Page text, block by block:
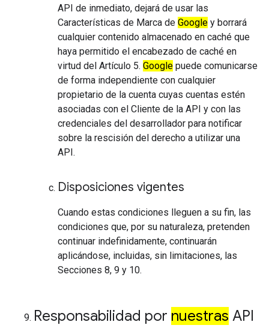
API de inmediato, dejará de usar las
Características de Marca de Google y borrará
cualquier contenido almacenado en caché que
haya permitido el encabezado de caché en
virtud del Artículo 5. Google puede comunicarse
de forma independiente con cualquier
propietario de la cuenta cuyas cuentas estén
asociadas con el Cliente de la API y con las
credenciales del desarrollador para notificar
sobre la rescisión del derecho a utilizar una
API.
Disposiciones vigentes
Cuando estas condiciones lleguen a su fin, las
condiciones que, por su naturaleza, pretenden
continuar indefinidamente, continuarán
aplicándose, incluidas, sin limitaciones, las
Secciones 8, 9 y 10.
Responsabilidad por nuestras API